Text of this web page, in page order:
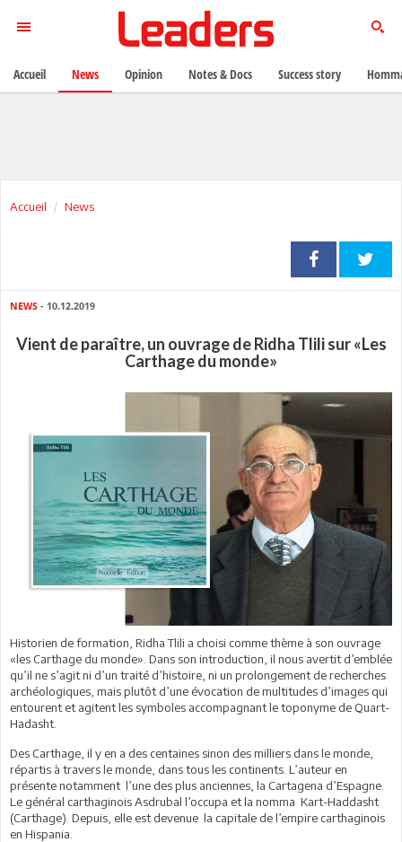
Accueil News
NEWS - 10.12.2019
Vient de paraître, un ouvrage de Ridha Tlili sur «Les
Carthage du monde»
Historien de formation, Ridha Tlili a choisi comme thème à son ouvrage
«les Carthage du monde». Dans son introduction, il nous avertit d’emblée
qu’il ne s’agit ni d’un traité d’histoire, ni un prolongement de recherches
archéologiques, mais plutôt d’une évocation de multitudes d’images qui
entourent et agitent les symboles accompagnant le toponyme de Quart-
Hadasht.
Des Carthage, il y en a des centaines sinon des milliers dans le monde,
répartis à travers le monde, dans tous les continents. L’auteur en
présente notamment l’une des plus anciennes, la Cartagena d’Espagne.
Le général carthaginois Asdrubal l’occupa et la nomma Kart-Haddasht
(Carthage). Depuis, elle est devenue la capitale de l’empire carthaginois
en Hispania.
Accueil News Opinion Notes & Docs Success story